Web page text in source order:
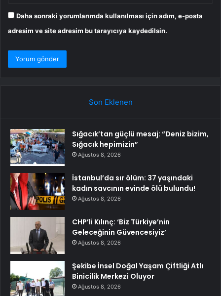
Daha sonraki yorumlarımda kullanılması için adım, e-posta
adresim ve site adresim bu tarayıcıya kaydedilsin.
Son Eklenen
Sığacık’tan güçlü mesaj: “Deniz bizim,
Sığacık hepimizin”
Ağustos 8, 2026
İstanbul’da sır ölüm: 37 yaşındaki
kadın savcının evinde ölü bulundu!
Ağustos 8, 2026
CHP’li Kılınç: ‘Biz Türkiye’nin
Geleceğinin Güvencesiyiz’
Ağustos 8, 2026
Şekibe İnsel Doğal Yaşam Çiftliği Atlı
Binicilik Merkezi Oluyor
Ağustos 8, 2026